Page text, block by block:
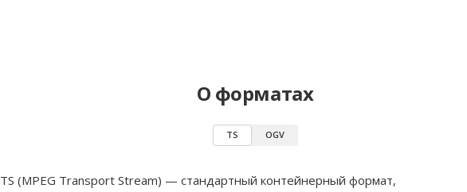
О форматах
TS OGV
TS (MPEG Transport Stream) — стандартный контейнерный формат,